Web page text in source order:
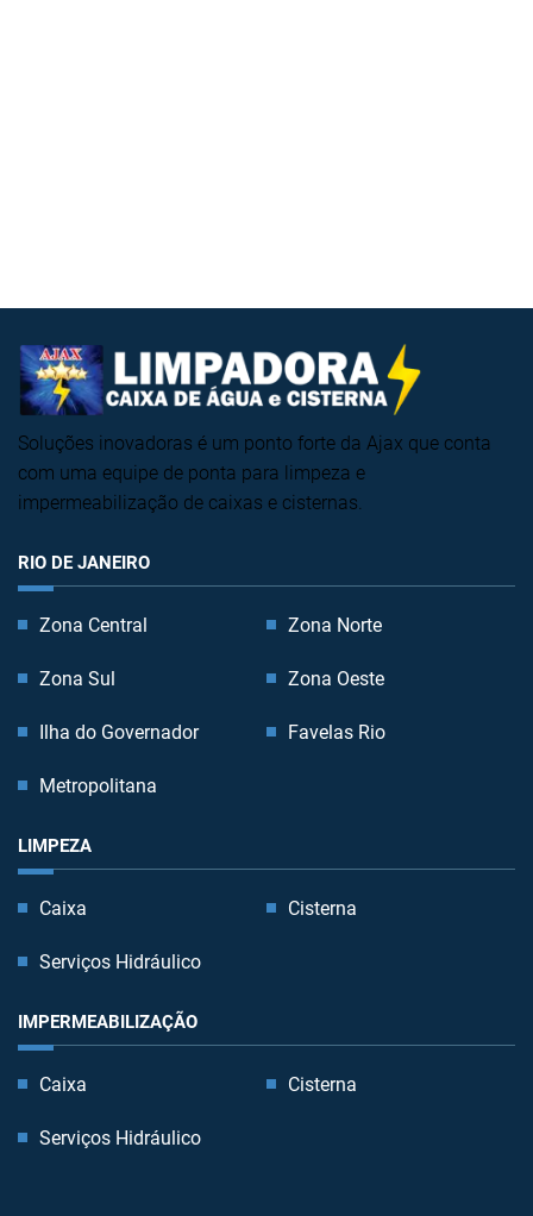
Soluções inovadoras é um ponto forte da Ajax que conta
com uma equipe de ponta para limpeza e
impermeabilização de caixas e cisternas.
RIO DE JANEIRO
Zona Central Zona Norte
Zona Sul Zona Oeste
Ilha do Governador Favelas Rio
Metropolitana
LIMPEZA
Caixa Cisterna
Serviços Hidráulico
IMPERMEABILIZAÇÃO
Caixa Cisterna
Serviços Hidráulico